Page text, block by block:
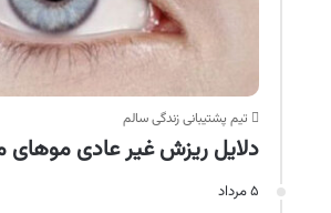
تیم پشتیبانی زندگی سالم
دلایل ریزش غیر عادی موهای
۵ مرداد